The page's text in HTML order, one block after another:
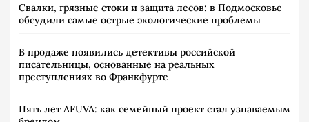
Свалки, грязные стоки и защита лесов: в Подмосковье
обсудили самые острые экологические проблемы
В продаже появились детективы российской
писательницы, основанные на реальных
преступлениях во Франкфурте
Пять лет AFUVA: как семейный проект стал узнаваемым